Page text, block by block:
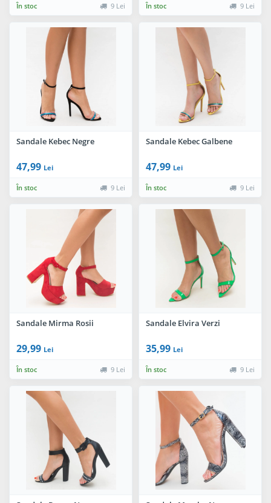
În stoc 9 Lei În stoc 9 Lei
Sandale Kebec Negre
47,99 Lei
În stoc 9 Lei
Sandale Kebec Galbene
47,99 Lei
În stoc 9 Lei
Sandale Mirma Rosii
29,99 Lei
În stoc 9 Lei
Sandale Elvira Verzi
35,99 Lei
În stoc 9 Lei